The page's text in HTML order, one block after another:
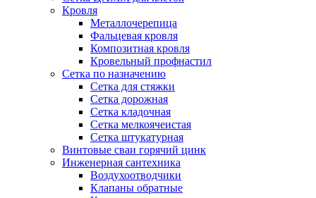
Кровля
Металлочерепица
Фальцевая кровля
Композитная кровля
Кровельный профнастил
Сетка по назначению
Сетка для стяжки
Сетка дорожная
Сетка кладочная
Сетка мелкоячеистая
Сетка штукатурная
Винтовые сваи горячий цинк
Инженерная сантехника
Воздухоотводчики
Клапаны обратные